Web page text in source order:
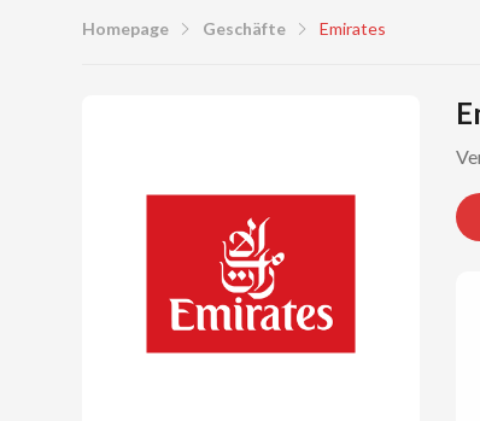
Homepage Geschäfte Emirates